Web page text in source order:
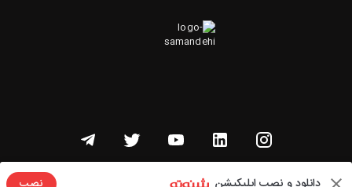
تمامی حقوق این وبسایت متعلق به شنوتو است